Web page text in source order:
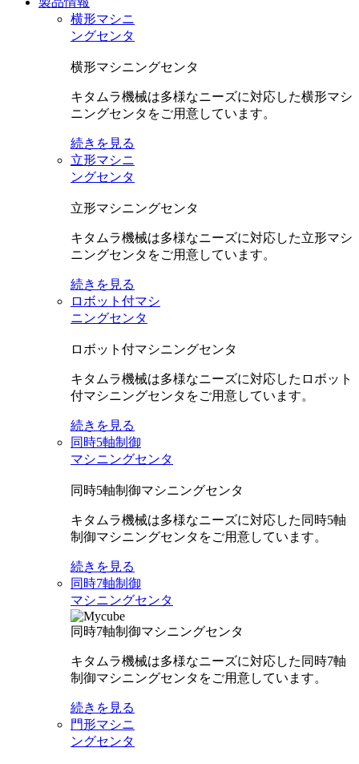
横形マシニ
ングセンタ
横形マシニングセンタ
キタムラ機械は多様なニーズに対応した横形マシ
ニングセンタをご用意しています。
続きを見る
立形マシニ
ングセンタ
立形マシニングセンタ
キタムラ機械は多様なニーズに対応した立形マシ
ニングセンタをご用意しています。
続きを見る
ロボット付マシ
ニングセンタ
ロボット付マシニングセンタ
キタムラ機械は多様なニーズに対応したロボット
付マシニングセンタをご用意しています。
続きを見る
同時5軸制御
マシニングセンタ
同時5軸制御マシニングセンタ
キタムラ機械は多様なニーズに対応した同時5軸
制御マシニングセンタをご用意しています。
続きを見る
同時7軸制御
マシニングセンタ
同時7軸制御マシニングセンタ
キタムラ機械は多様なニーズに対応した同時7軸
制御マシニングセンタをご用意しています。
続きを見る
門形マシニ
ングセンタ